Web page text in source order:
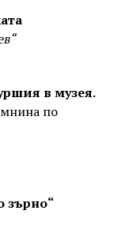
в музея.
по
зърно“